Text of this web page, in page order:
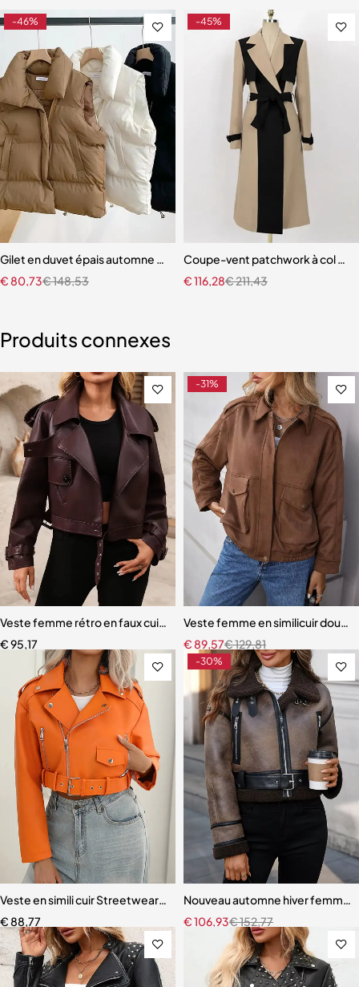
pour femme
-46%
Gilet en duvet épais automne et hiver pour femme
€148,53
€ 80,73
-45%
Coupe-vent patchwork à col
€211,43
€116,28
Produits connexes
Veste femme rétro en faux cuir – Coupe ample et ceinturée, look
€95,17
-31%
Veste femme en similicuir doux
€129,81
€ 89,57
Veste en simili cuir Streetwear pour femmes revers fermeture
€ 88,77
-30%
Nouveau automne hiver
€152,77
€106,93